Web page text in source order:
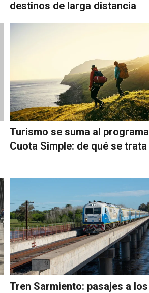
destinos de larga distancia
Turismo se suma al programa
Cuota Simple: de qué se trata
Tren Sarmiento: pasajes a los